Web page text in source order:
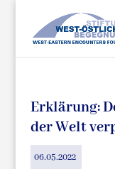
Erklärung:
der Welt
06.05.2022